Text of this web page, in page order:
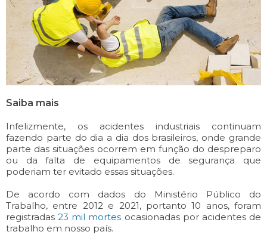
Saiba mais
Infelizmente, os acidentes industriais continuam
fazendo parte do dia a dia dos brasileiros, onde grande
parte das situações ocorrem em função do despreparo
ou da falta de equipamentos de segurança que
poderiam ter evitado essas situações.
De acordo com dados do Ministério Público do
Trabalho, entre 2012 e 2021, portanto 10 anos, foram
registradas23 mil mortes ocasionadas por acidentes de
trabalho em nosso país.